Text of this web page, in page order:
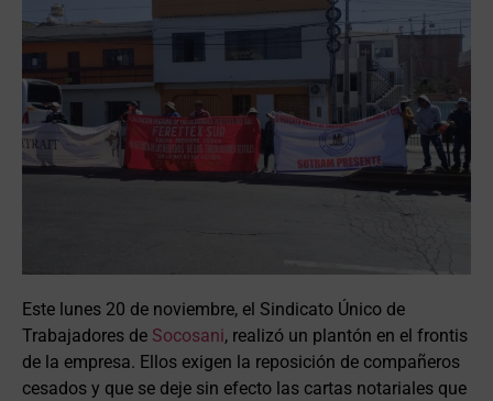
Este lunes 20 de noviembre, el Sindicato Único de
Trabajadores de Socosani, realizó un plantón en el frontis
de la empresa. Ellos exigen la reposición de compañeros
cesados y que se deje sin efecto las cartas notariales que